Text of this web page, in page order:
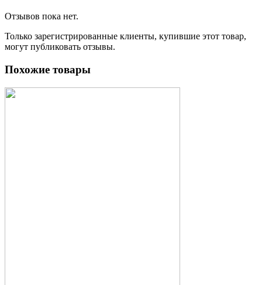
Отзывов пока нет.
Только зарегистрированные клиенты, купившие этот товар,
могут публиковать отзывы.
Похожие товары